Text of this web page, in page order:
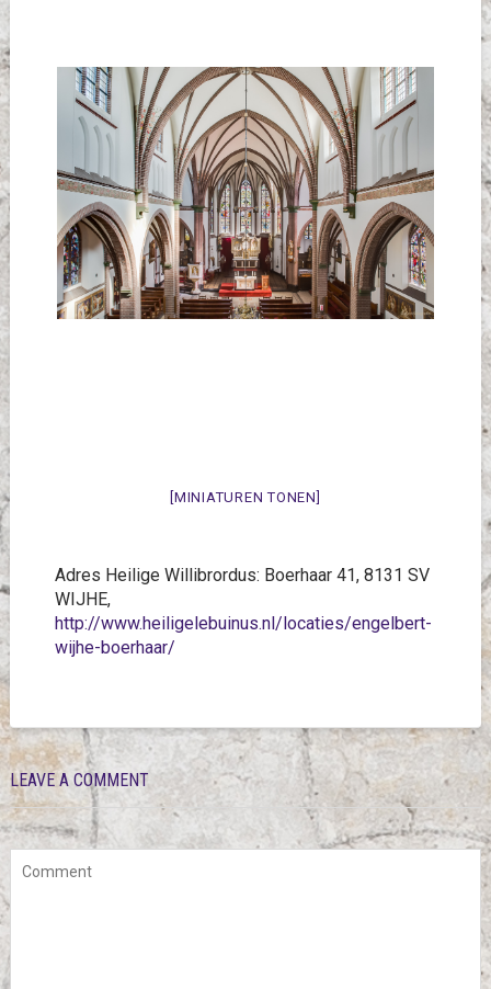
[MINIATUREN TONEN]
Adres Heilige Willibrordus: Boerhaar 41, 8131 SV
WIJHE,
http://www.heiligelebuinus.nl/locaties/engelbert-
wijhe-boerhaar/
LEAVE A COMMENT